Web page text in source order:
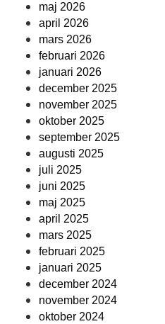
maj 2026
april 2026
mars 2026
februari 2026
januari 2026
december 2025
november 2025
oktober 2025
september 2025
augusti 2025
juli 2025
juni 2025
maj 2025
april 2025
mars 2025
februari 2025
januari 2025
december 2024
november 2024
oktober 2024